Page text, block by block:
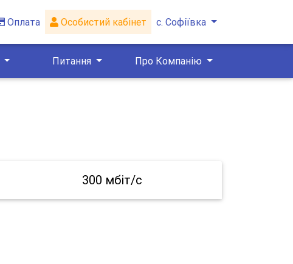
Оплата Особистий кабінет с. Софіївка
Питання Про Компанію
300 мбіт/с